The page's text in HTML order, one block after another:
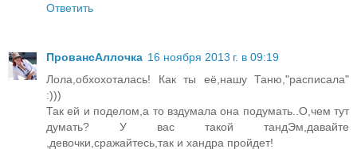
Ответить
ПровансАллочка 16 ноября 2013 г. в 09:19
Лола,обхохоталась! Как ты её,нашу Таню,"расписала"
:)))
Так ей и поделом,а то вздумала она подумать..О,чем тут
думать? У вас такой тандЭм,давайте
,девочки,сражайтесь,так и хандра пройдет!